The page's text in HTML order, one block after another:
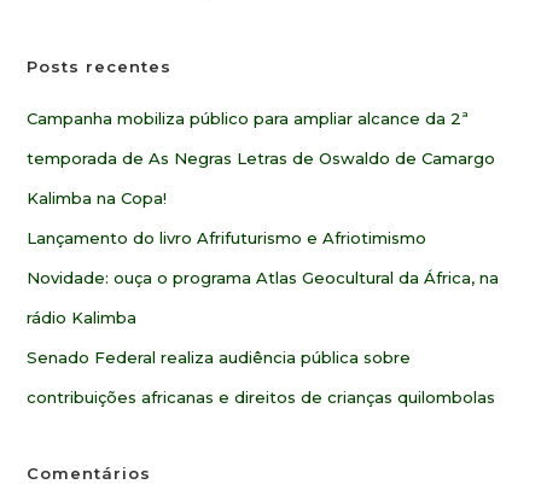
Posts recentes
Campanha mobiliza público para ampliar alcance da 2ª
temporada de As Negras Letras de Oswaldo de Camargo
Kalimba na Copa!
Lançamento do livro Afrifuturismo e Afriotimismo
Novidade: ouça o programa Atlas Geocultural da África, na
rádio Kalimba
Senado Federal realiza audiência pública sobre
contribuições africanas e direitos de crianças quilombolas
Comentários